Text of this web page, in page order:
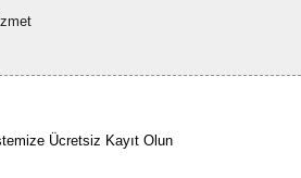
Ücretsiz Kayıt Olun